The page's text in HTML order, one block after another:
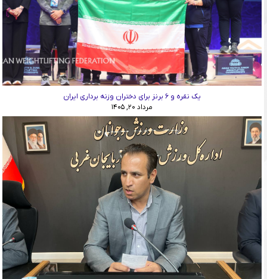
یک نقره و ۶ برنز برای دختران وزنه برداری ایران
مرداد ۲۰, ۱۴۰۵